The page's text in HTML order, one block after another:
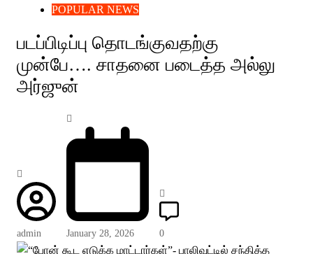
POPULAR NEWS
படப்பிடிப்பு தொடங்குவதற்கு
முன்பே…. சாதனை படைத்த அல்லு
அர்ஜுன்
admin January 28, 2026 0